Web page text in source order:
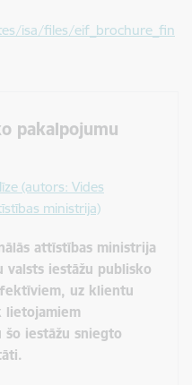
isa/files/eif_brochure_fin
pakalpojumu
(autors: Vides
ministrija)
attīstības ministrija
valsts iestāžu publisko
uz klientu
šo iestāžu sniegto